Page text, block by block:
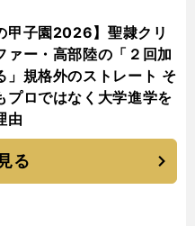
甲子園2026】聖隷クリ
ァー・高部陸の「２回加
」規格外のストレート そ
プロではなく大学進学を
由
る